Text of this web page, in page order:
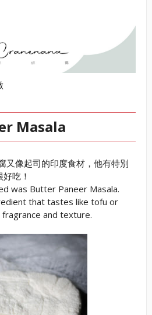
Masala
又像起司的印度食材，他有特別
吃！
was Butter Paneer Masala.
that tastes like tofu or
and texture.